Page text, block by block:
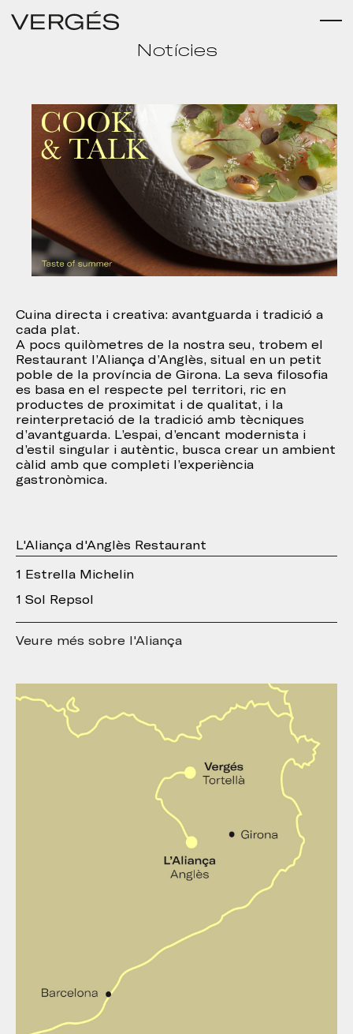
Notícies
Cuina directa i creativa: avantguarda i tradició a
cada plat.
A pocs quilòmetres de la nostra seu, trobem el
Restaurant l’Aliança d’Anglès, situal en un petit
poble de la província de Girona. La seva filosofia
es basa en el respecte pel territori, ric en
productes de proximitat i de qualitat, i la
reinterpretació de la tradició amb tècniques
d’avantguarda. L’espai, d’encant modernista i
d’estil singular i autèntic, busca crear un ambient
càlid amb que completi l’experiència
gastronòmica.
L'Aliança d'Anglès Restaurant
1 Estrella Michelin
1 Sol Repsol
Veure més sobre l'Aliança